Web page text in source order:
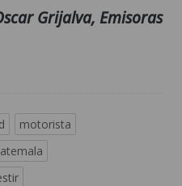
Grijalva, Emisoras
motorista